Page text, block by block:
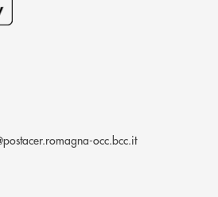
l’app di posta elettronica)
occ.bcc.it(si apre l’app